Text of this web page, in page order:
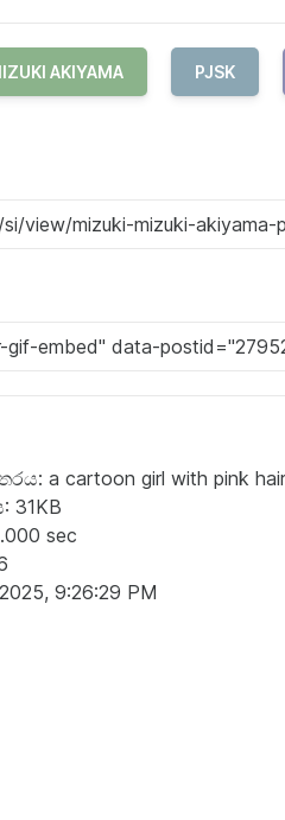
AKIYAMA PJSK
a cartoon girl with pink hair
31KB
sec
9:26:29 PM